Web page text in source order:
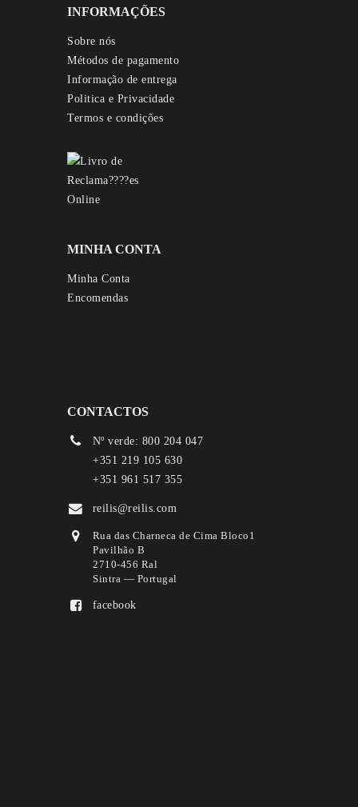
INFORMAÇÕES
Sobre nós
Métodos de pagamento
Informação de entrega
Politica e Privacidade
Termos e condições
MINHA CONTA
Minha Conta
Encomendas
CONTACTOS
Nº verde: 800 204 047
+351 219 105 630
+351 961 517 355
reilis@reilis.com
Rua das Charneca de Cima Bloco1
Pavilhão B
2710-456 Ral
Sintra — Portugal
facebook